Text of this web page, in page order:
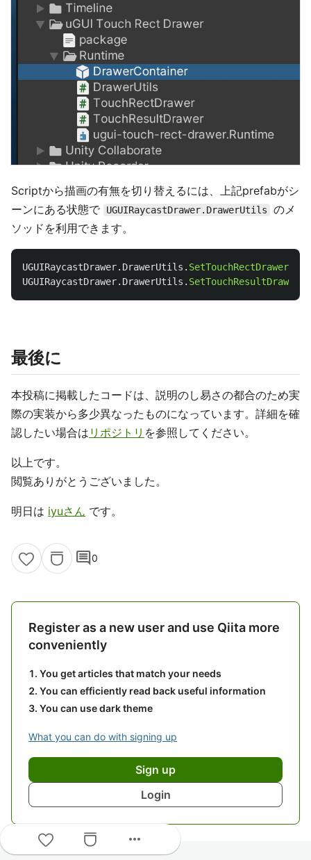
Scriptから描画の有無を切り替えるには、上記prefabがシ
ーンにある状態で
UGUIRaycastDrawer.DrawerUtils
のメ
ソッドを利用できます。
UGUIRaycastDrawer. DrawerUtils . SetTouchRectDrawer
UGUIRaycastDrawer. DrawerUtils . SetTouchResultDrawer
最後に
本投稿に掲載したコードは、説明のし易さの都合のため実
際の実装から多少異なったものになっています。詳細を確
認したい場合は リポジトリ を参照してください。
以上です。
閲覧ありがとうございました。
明日は iyuさん です。
comment0
Register as a new user and use Qiita more
conveniently
You get articles that match your needs
You can efficiently read back useful information
You can use dark theme
What you can do with signing up
Sign up
Login
more_horiz